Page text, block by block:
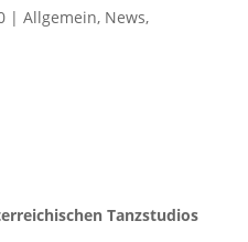
| Allgemein, News,
Tanzstudios